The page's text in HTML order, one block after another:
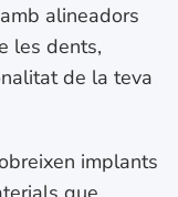
alineadors
les dents,
de la teva
implants